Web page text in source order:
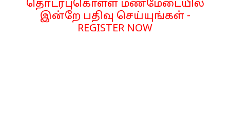
தொடர்புகொள்ள மணமேடையில்
இன்றே பதிவு செய்யுங்கள் -
REGISTER NOW